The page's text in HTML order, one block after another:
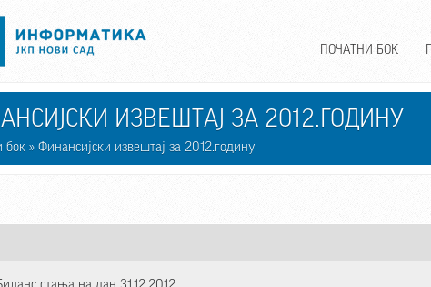
ПОЧАТНИ БОК
ИЗВЕШТАЈ ЗА 2012.ГОДИНУ
бок » Финансијски извештај за 2012.годину